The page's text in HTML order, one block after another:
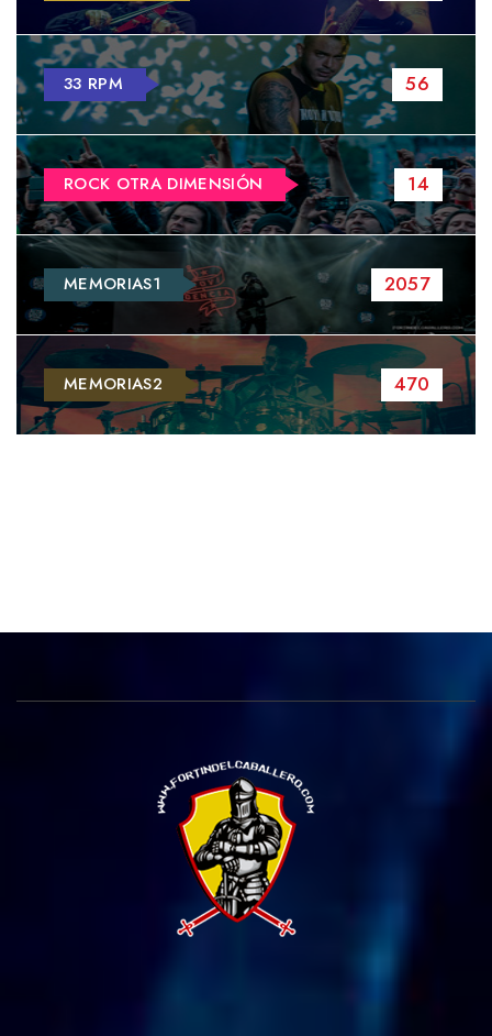
33 RPM 56
ROCK OTRA DIMENSIÓN 14
MEMORIAS1 2057
MEMORIAS2 470